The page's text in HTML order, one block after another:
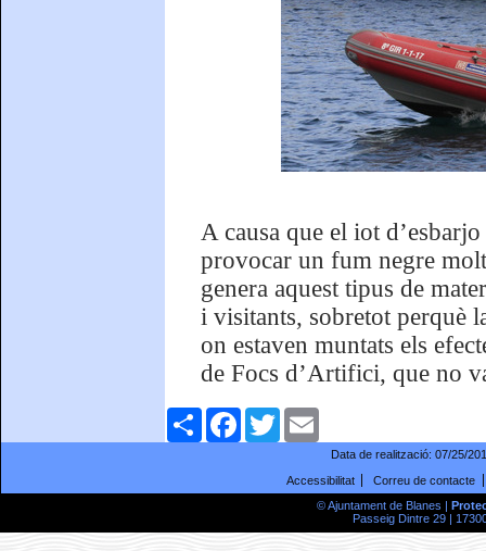
A causa que el iot
provocar un fum negre
genera aquest tipus de
i visitants, sobretot perquè
on estaven muntats els
de Focs d’Artifici, que no
ComparteixFacebookTwitter
Data de realització: 07/25/
Accessibilitat
Correu de contacte
© Ajuntament de Blanes |
Passeig Dintre 29 |